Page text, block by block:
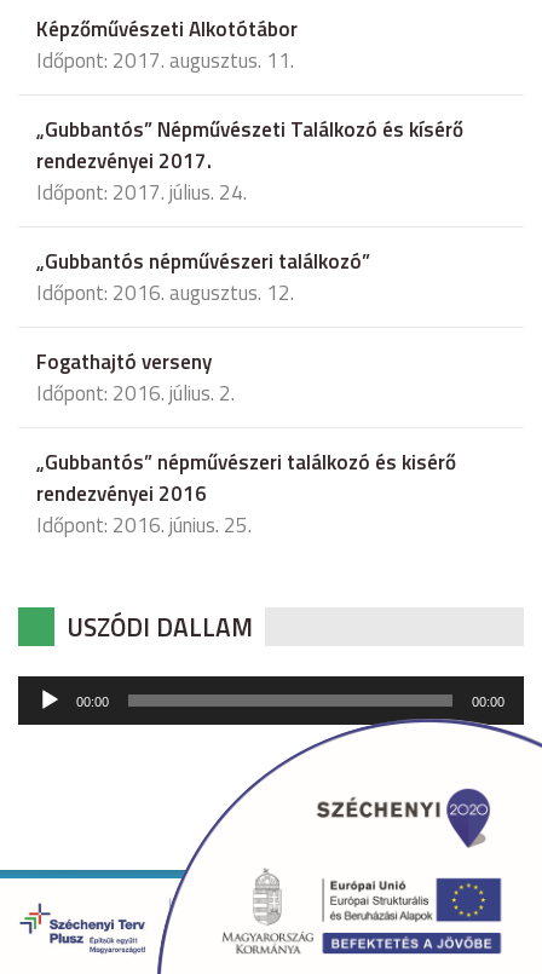
Képzőművészeti Alkotótábor
Időpont: 2017. augusztus. 11.
„Gubbantós” Népművészeti Találkozó és kísérő
rendezvényei 2017.
Időpont: 2017. július. 24.
„Gubbantós népművészeri találkozó”
Időpont: 2016. augusztus. 12.
Fogathajtó verseny
Időpont: 2016. július. 2.
„Gubbantós” népművészeri találkozó és kisérő
rendezvényei 2016
Időpont: 2016. június. 25.
USZÓDI DALLAM
Audió
lejátszó
00:00 00:00
Copyright © 2026 uszod.hu Minden jog fenntartva. •
Készítette:fridrik.me